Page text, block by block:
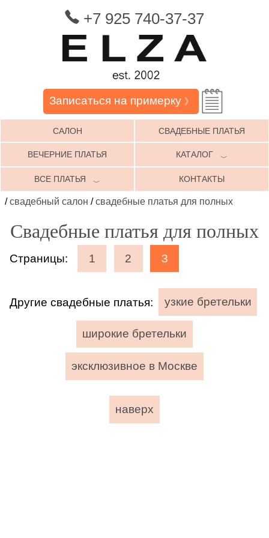
+7 925 740-37-37
Записаться на примерку 》
САЛОН СВАДЕБНЫЕ ПЛАТЬЯ
ВЕЧЕРНИЕ ПЛАТЬЯ КАТАЛОГ ﹀
ВСЕ ПЛАТЬЯ ﹀ КОНТАКТЫ
/свадебный салон /свадебные платья для полных
Свадебные платья для полных
Страницы: 1 2 3
Другие свадебные платья: узкие бретельки
широкие бретельки
эксклюзивное в Москве
наверх